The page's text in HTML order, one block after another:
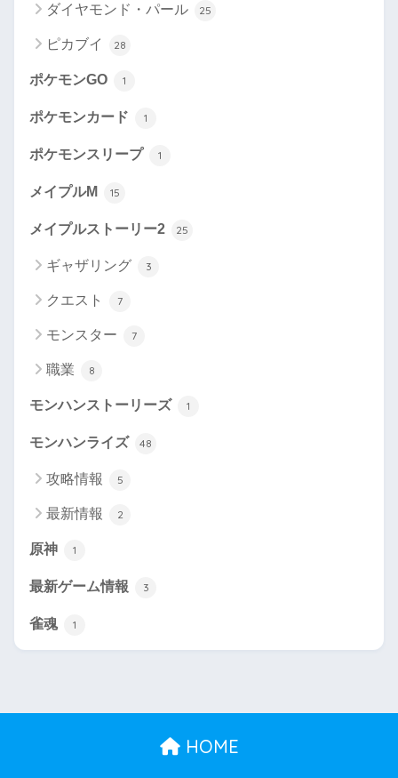
ダイヤモンド・パール 25
ピカブイ 28
ポケモンGO 1
ポケモンカード 1
ポケモンスリープ 1
メイプルM 15
メイプルストーリー2 25
ギャザリング 3
クエスト 7
モンスター 7
職業 8
モンハンストーリーズ 1
モンハンライズ 48
攻略情報 5
最新情報 2
原神 1
最新ゲーム情報 3
雀魂 1
HOME